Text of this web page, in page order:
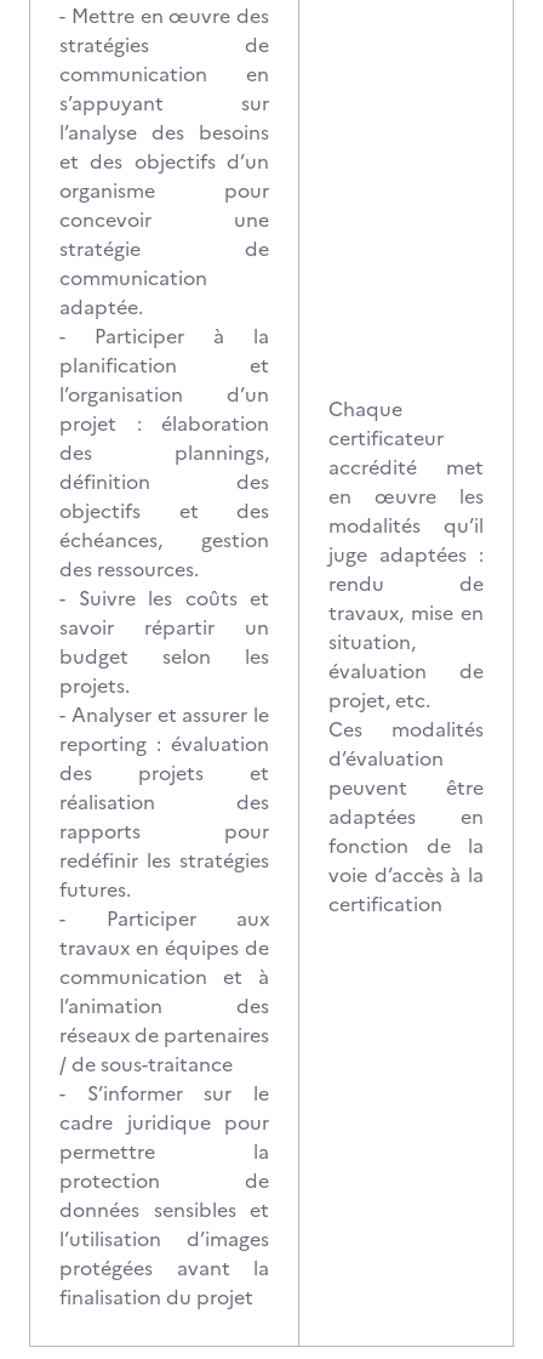
- Mettre en œuvre des
stratégies de
communication en
s’appuyant sur
l’analyse des besoins
et des objectifs d’un
organisme pour
concevoir une
stratégie de
communication
adaptée.
- Participer à la
planification et
l’organisation d’un
projet : élaboration
des plannings,
définition des
objectifs et des
échéances, gestion
des ressources.
- Suivre les coûts et
savoir répartir un
budget selon les
projets.
- Analyser et assurer le
reporting : évaluation
des projets et
réalisation des
rapports pour
redéfinir les stratégies
futures.
- Participer aux
travaux en équipes de
communication et à
l’animation des
réseaux de partenaires
/ de sous-traitance
- S’informer sur le
cadre juridique pour
permettre la
protection de
données sensibles et
l’utilisation d’images
protégées avant la
finalisation du projet
Chaque
certificateur
accrédité met
en œuvre les
modalités qu’il
juge adaptées :
rendu de
travaux, mise en
situation,
évaluation de
projet, etc.
Ces modalités
d’évaluation
peuvent être
adaptées en
fonction de la
voie d’accès à la
certification